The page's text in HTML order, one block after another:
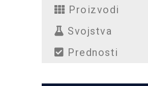
Proizvodi
Svojstva
Prednosti